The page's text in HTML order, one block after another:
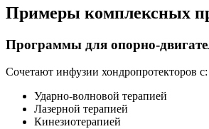
Примеры комплексных
Программы для опорно-
Сочетают инфузии хондропротекторов с:
Ударно-волновой терапией
Лазерной терапией
Кинезиотерапией